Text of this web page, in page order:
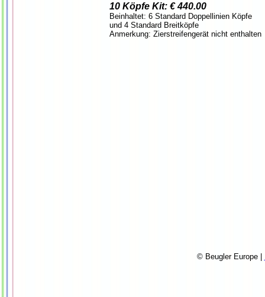
10 Köpfe Kit: € 440.00
Beinhaltet: 6 Standard Doppellinien Köpfe
und 4 Standard Breitköpfe
Anmerkung: Zierstreifengerät nicht enthalten
© Beugler Europe |